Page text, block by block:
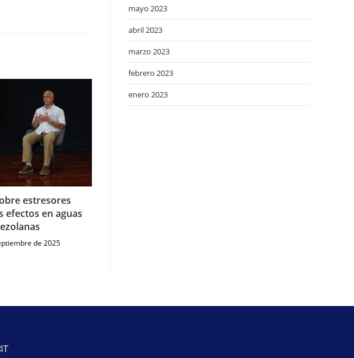
estresores
efectos en aguas
de 2025
mayo 2023
abril 2023
marzo 2023
febrero 2023
enero 2023